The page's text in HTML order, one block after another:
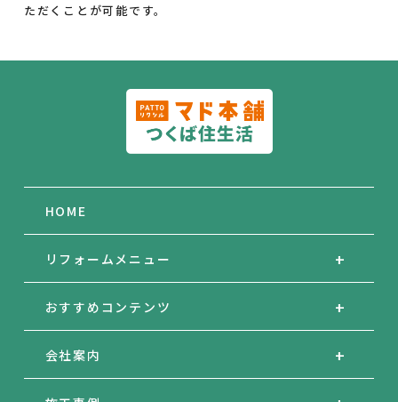
ただくことが可能です。
HOME
リフォームメニュー
おすすめコンテンツ
会社案内